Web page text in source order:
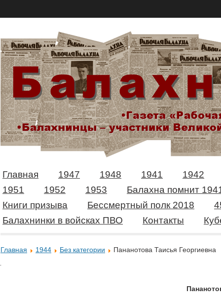
Главная 1947 1948 1941
1942
1951
1952 1953
Балахна помнит
Книги призыва
Бессмертный полк 2018
Балахнинки в войсках ПВО
Контакты
Главная 1944 Без категории Пананотова Таисья Георгиевна